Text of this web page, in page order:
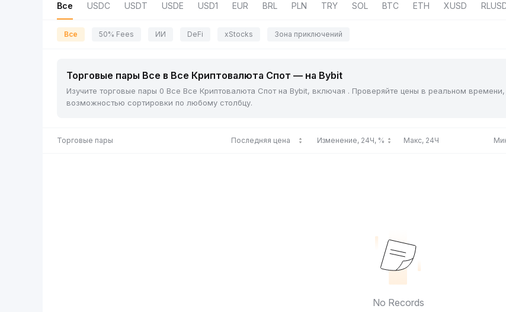
Все USDC USDT USDE USD1 EUR BRL PLN TRY SOL BTC ETH XUSD
Все 50% Fees ИИ DeFi xStocks Зона приключений
Торговые пары Все в Все Криптовалюта Спот — на Bybit
Изучите торговые пары 0 Все Все Криптовалюта Спот на Bybit, включая . Проверяйте цены в реальном
возможностью сортировки по любому столбцу.
Торговые пары Последняя цена Изменение, 24Ч, % Макс, 24Ч
No Records